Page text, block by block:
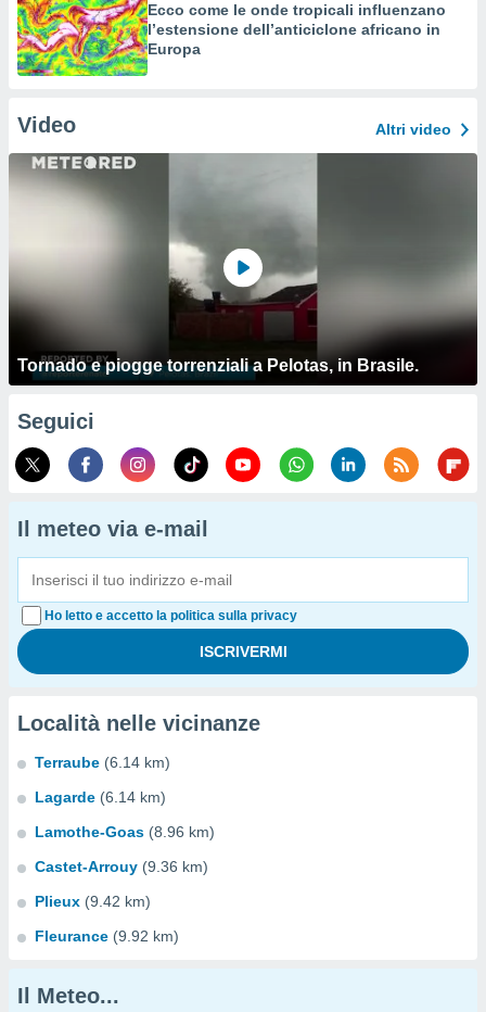
Ecco come le onde tropicali influenzano
l’estensione dell’anticiclone africano in
Europa
Video Altri video
Tornado e piogge torrenziali a Pelotas, in Brasile.
Seguici
Il meteo via e-mail
Ho letto e accetto la politica sulla privacy
Località nelle vicinanze
Terraube (6.14 km)
Lagarde (6.14 km)
Lamothe-Goas (8.96 km)
Castet-Arrouy (9.36 km)
Plieux (9.42 km)
Fleurance (9.92 km)
Il Meteo...